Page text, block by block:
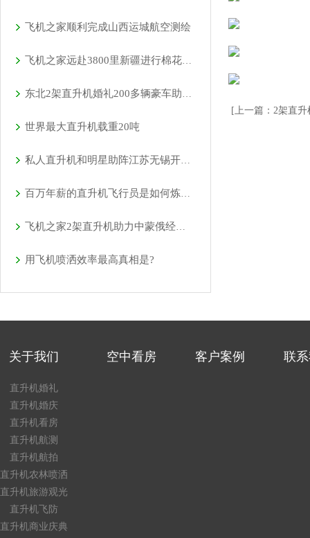
飞机之家顺利完成山西运城航空测绘
飞机之家远赴3800里新疆进行棉花飞防作业
东北2架直升机婚礼200多辆豪车助阵直升机接亲成时尚
世界最大直升机载重20吨
私人直升机和明星助阵江苏无锡开业庆典
百万年薪的直升机飞行员是如何炼成的
飞机之家2架直升机助力中蒙俄经贸合作
用飞机喷洒效率最高真相是?
[上一篇：2架直
关于我们
直升机婚礼
直升机婚庆
直升机看房
直升机航测
直升机航拍
直升机农林喷洒
直升机旅游观光
直升机飞防
直升机商业庆典
空中看房 客户案例 联